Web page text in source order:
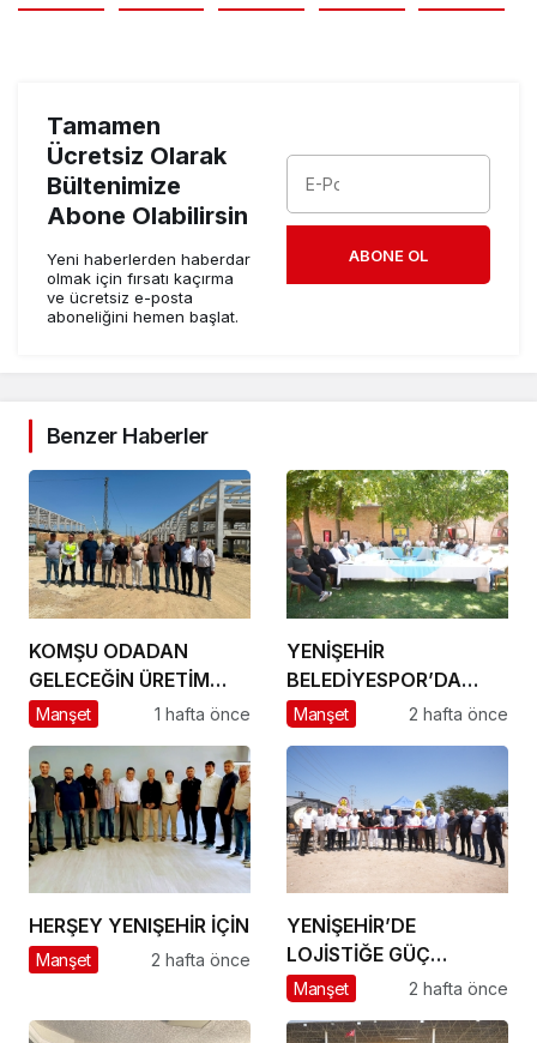
Tamamen
Ücretsiz Olarak
Bültenimize
Abone Olabilirsin
Yeni haberlerden haberdar
olmak için fırsatı kaçırma
ve ücretsiz e-posta
aboneliğini hemen başlat.
ABONE OL
Benzer Haberler
KOMŞU ODADAN
GELECEĞİN ÜRETİM
ÜSSÜ YESAN’A
Manşet 1 hafta önce
YENİŞEHİR
BELEDİYESPOR’DA
GÜÇLÜ YÖNETİM,
Manşet 2 hafta önce
HERŞEY YENIŞEHİR İÇİN
Manşet 2 hafta önce
YENİŞEHİR’DE
LOJİSTİĞE GÜÇ
KATACAK ADIM
Manşet 2 hafta önce